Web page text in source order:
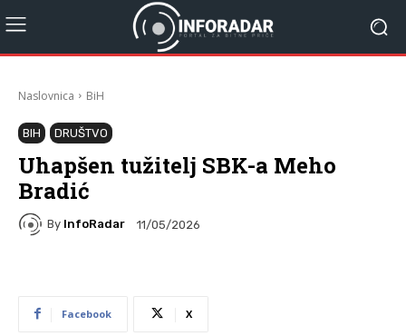
Naslovnica BiH
BIH DRUŠTVO
Uhapšen tužitelj SBK-a Meho
Bradić
By InfoRadar 11/05/2026
Facebook X